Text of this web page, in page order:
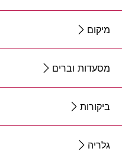
מיקום
מסעדות וברים
ביקורות
גלריה